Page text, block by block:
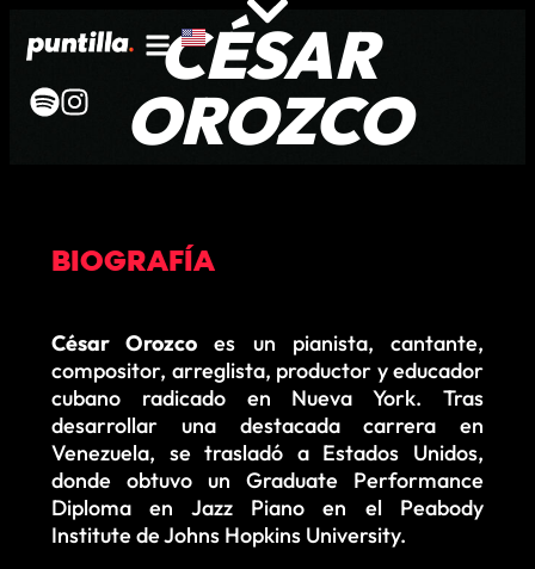
CÉSAR
OROZCO
BIOGRAFÍA
César Orozco es un pianista, cantante,
compositor, arreglista, productor y educador
cubano radicado en Nueva York. Tras
desarrollar una destacada carrera en
Venezuela, se trasladó a Estados Unidos,
donde obtuvo un Graduate Performance
Diploma en Jazz Piano en el Peabody
Institute de Johns Hopkins University.